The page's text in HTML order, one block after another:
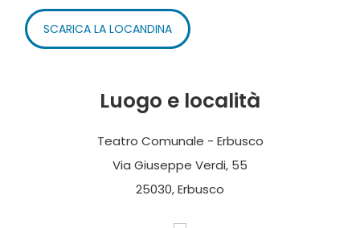
SCARICA LA LOCANDINA
Luogo e località
Teatro Comunale - Erbusco
Via Giuseppe Verdi, 55
25030, Erbusco